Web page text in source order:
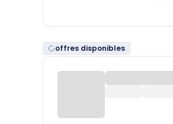
offres disponibles